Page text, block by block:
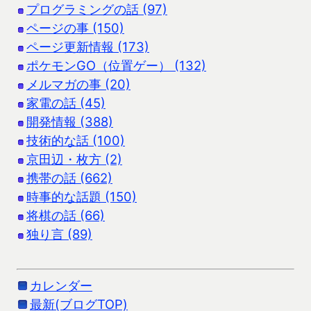
プログラミングの話 (97)
ページの事 (150)
ページ更新情報 (173)
ポケモンGO（位置ゲー） (132)
メルマガの事 (20)
家電の話 (45)
開発情報 (388)
技術的な話 (100)
京田辺・枚方 (2)
携帯の話 (662)
時事的な話題 (150)
将棋の話 (66)
独り言 (89)
カレンダー
最新(ブログTOP)